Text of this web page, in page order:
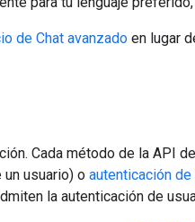
de Chat avanzado en lugar
Cada método de la API
un usuario) o autenticación de
la autenticación de